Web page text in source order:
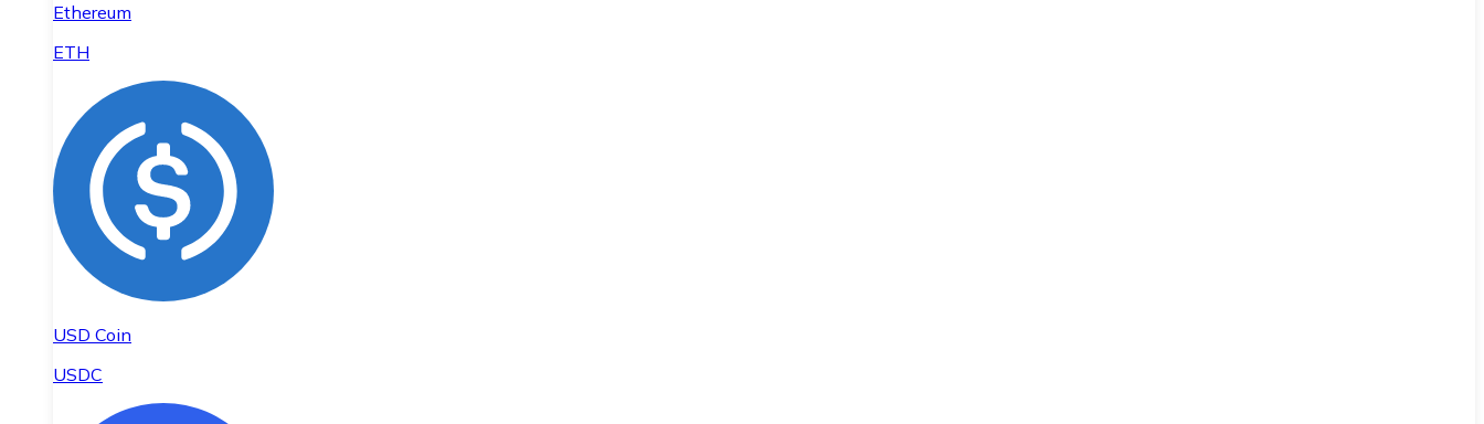
Ethereum
ETH
USD Coin
USDC